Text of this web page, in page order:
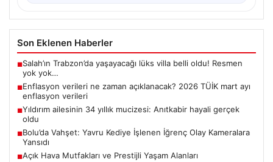
Son Eklenen Haberler
■Salah’ın Trabzon’da yaşayacağı lüks villa belli oldu! Resmen
yok yok…
■Enflasyon verileri ne zaman açıklanacak? 2026 TÜİK mart ayı
enflasyon verileri
■Yıldırım ailesinin 34 yıllık mucizesi: Anıtkabir hayali gerçek
oldu
■Bolu’da Vahşet: Yavru Kediye İşlenen İğrenç Olay Kameralara
Yansıdı
■Açık Hava Mutfakları ve Prestijli Yaşam Alanları